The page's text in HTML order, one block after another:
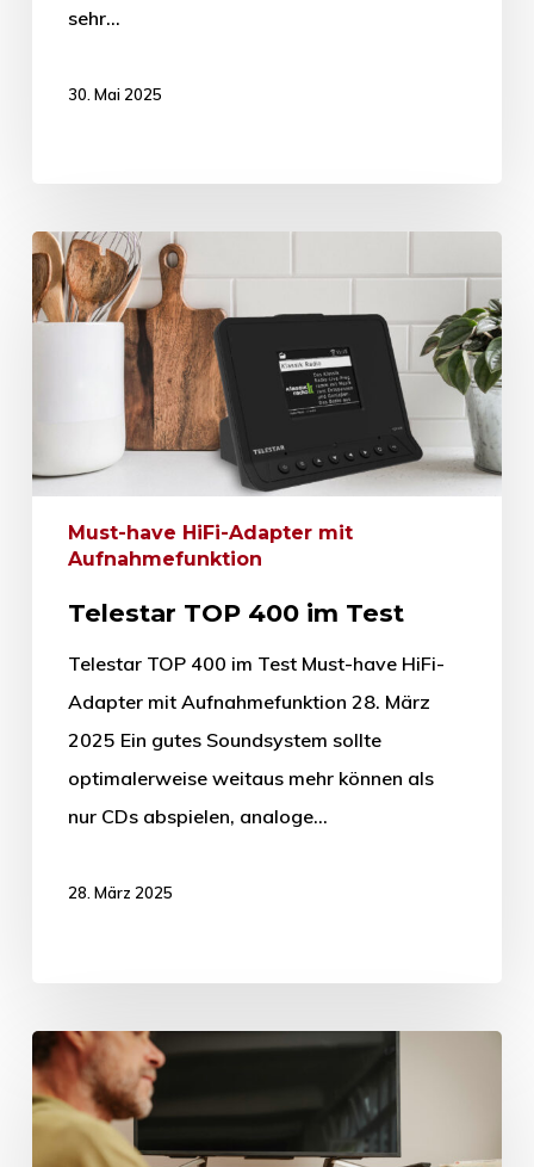
sehr…
30. Mai 2025
Must-have HiFi-Adapter mit
Aufnahmefunktion
Telestar TOP 400 im Test
Telestar TOP 400 im Test Must-have HiFi-
Adapter mit Aufnahmefunktion 28. März
2025 Ein gutes Soundsystem sollte
optimalerweise weitaus mehr können als
nur CDs abspielen, analoge…
28. März 2025